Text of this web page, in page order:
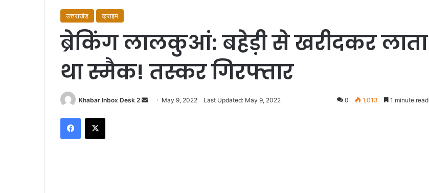
उत्तराखंड क्राइम
ब्रेकिंग लालकुआं: बहेड़ी से खरीदकर लाता
था स्मैक! तस्कर गिरफ्तार
Khabar Inbox Desk 2
Send May 9, 2022 Last Updated: May 9, 2022 0 1,013 1 minute read
Facebook
X